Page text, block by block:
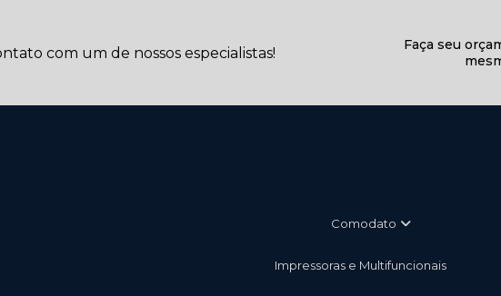
com um de nossos especialistas!
Faça seu
Comodato
Impressoras e Multifuncionais